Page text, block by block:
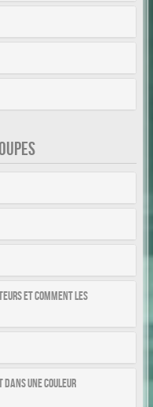
et comment les
dans une couleur